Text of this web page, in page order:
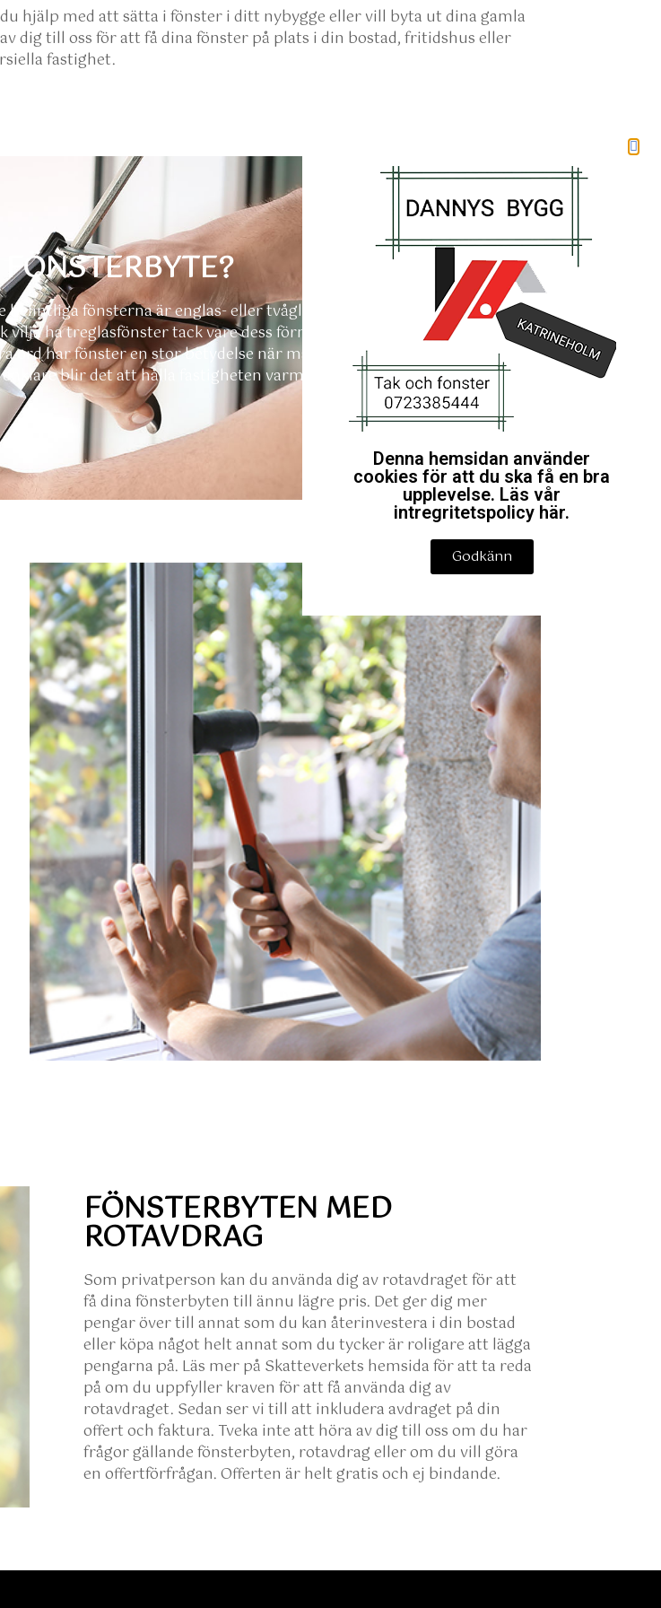
hjälp med att sätta i fönster i ditt nybygge eller vill byta ut dina gamla
dig till oss för att få dina fönster på plats i din bostad, fritidshus eller
fastighet.
fönsterna är englas- eller tvåglasfönster. Det betyder att det är
ha treglasfönster tack vare dess förmåga att hålla kyla ute och värme
ord har fönster en stor betydelse när man vill slippa betala för mycket i
blir det att hålla fastigheten varm.
FÖNSTERBYTEN MED
ROTAVDRAG
Som privatperson kan du använda dig av rotavdraget för att
få dina fönsterbyten till ännu lägre pris. Det ger dig mer
pengar över till annat som du kan återinvestera i din bostad
eller köpa något helt annat som du tycker är roligare att lägga
pengarna på. Läs mer på Skatteverkets hemsida för att ta reda
på om du uppfyller kraven för att få använda dig av
rotavdraget. Sedan ser vi till att inkludera avdraget på din
offert och faktura. Tveka inte att höra av dig till oss om du har
frågor gällande fönsterbyten, rotavdrag eller om du vill göra
en offertförfrågan. Offerten är helt gratis och ej bindande.
Denna hemsidan använder
cookies för att du ska få en bra
upplevelse. Läs vår
intregritetspolicy här.
Godkänn